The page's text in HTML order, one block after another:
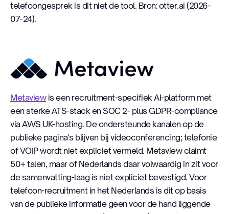
telefoongesprek is dit niet de tool. Bron: otter.ai (2026-
07-24).
Metaviewis een recruitment-specifiek AI-platform met
een sterke ATS-stack en SOC 2- plus GDPR-compliance
via AWS UK-hosting. De ondersteunde kanalen op de
publieke pagina's blijven bij videoconferencing; telefonie
of VOIP wordt niet expliciet vermeld. Metaview claimt
50+ talen, maar of Nederlands daar volwaardig in zit voor
de samenvatting-laag is niet expliciet bevestigd. Voor
telefoon-recruitment in het Nederlands is dit op basis
van de publieke informatie geen voor de hand liggende